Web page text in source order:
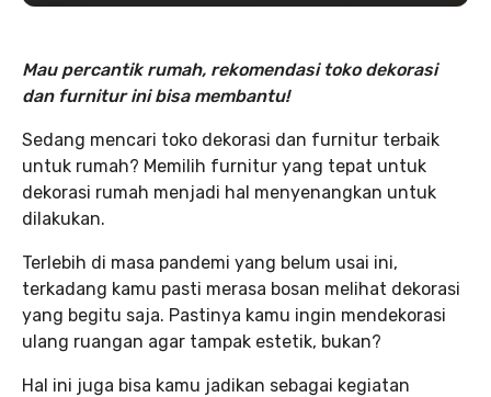
Mau percantik rumah, rekomendasi toko dekorasi
dan furnitur ini bisa membantu!
Sedang mencari toko dekorasi dan furnitur terbaik
untuk rumah? Memilih furnitur yang tepat untuk
dekorasi rumah menjadi hal menyenangkan untuk
dilakukan.
Terlebih di masa pandemi yang belum usai ini,
terkadang kamu pasti merasa bosan melihat dekorasi
yang begitu saja. Pastinya kamu ingin mendekorasi
ulang ruangan agar tampak estetik, bukan?
Hal ini juga bisa kamu jadikan sebagai kegiatan